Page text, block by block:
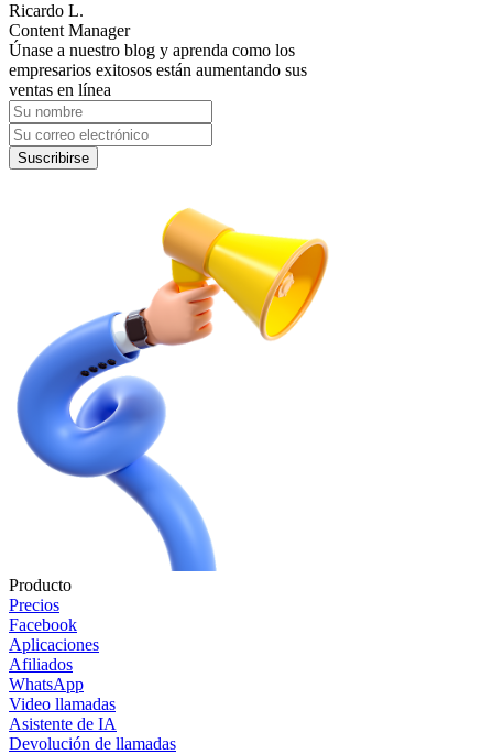
Ricardo L.
Content Manager
Únase a nuestro blog y aprenda como los
empresarios exitosos están aumentando sus
ventas en línea
Suscribirse
Producto
Precios
Facebook
Aplicaciones
Afiliados
WhatsApp
Video llamadas
Asistente de IA
Devolución de llamadas